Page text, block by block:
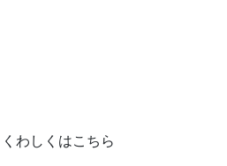
くわしくはこちら